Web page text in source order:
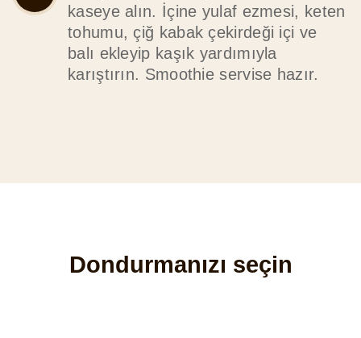
kaseye alın. İçine yulaf ezmesi, keten
tohumu, çiğ kabak çekirdeği içi ve
balı ekleyip kaşık yardımıyla
karıştırın. Smoothie servise hazır.
Dondurmanızı seçin